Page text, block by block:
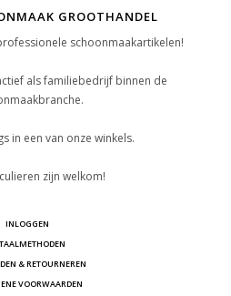
GROOTHANDEL
schoonmaakartikelen!
als familiebedrijf binnen de
in een van onze winkels.
zijn welkom!
INLOGGEN
& RETOURNEREN
VOORWAARDEN